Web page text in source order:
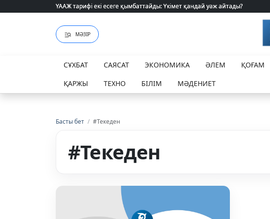
ҮААЖ тарифі екі есеге қымбаттайды: Үкімет қандай уәж айтады?
ҮААЖ тарифі екі есеге қымбаттайды: Үкімет қандай уәж айтады?
МӘЗІР
СҰХБАТ САЯСАТ ЭКОНОМИКА ӘЛЕМ ҚОҒАМ
ҚАРЖЫ
ТЕХНО БІЛІМ МӘДЕНИЕТ
Басты бет / #Текеден
#Текеден